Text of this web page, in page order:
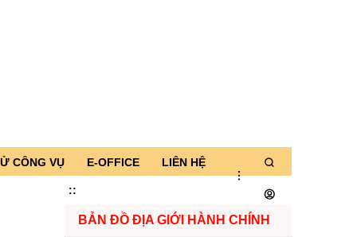
CÔNG VỤ E-OFFICE LIÊN HỆ
::
BẢN ĐỒ ĐỊA GIỚI HÀNH CHÍNH